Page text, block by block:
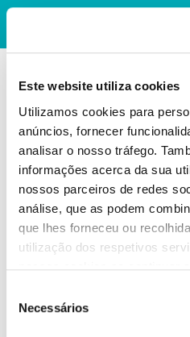
Este website utiliza cookies
Utilizamos cookies para
anúncios, fornecer
analisar o nosso tráfego.
informações acerca da sua
nossos parceiros de redes
análise, que as podem
que lhes forneceu ou
utilização dos respetivos
Necessários